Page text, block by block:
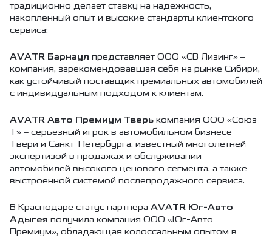
традиционно делает ставку на надежность,
накопленный опыт и высокие стандарты клиентского
сервиса:
AVATR Барнаул представляет ООО «СВ Лизинг» –
компания, зарекомендовавшая себя на рынке Сибири,
как устойчивый поставщик премиальных автомобилей
с индивидуальным подходом к клиентам.
AVATR Авто Премиум Тверь компания ООО «Союз-
Т» – серьезный игрок в автомобильном бизнесе
Твери и Санкт-Петербурга, известный многолетней
экспертизой в продажах и обслуживании
автомобилей высокого ценового сегмента, а также
выстроенной системой послепродажного сервиса.
В Краснодаре статус партнера AVATR Юг-Авто
Адыгея получила компания ООО «Юг-Авто
Премиум», обладающая колоссальным опытом в